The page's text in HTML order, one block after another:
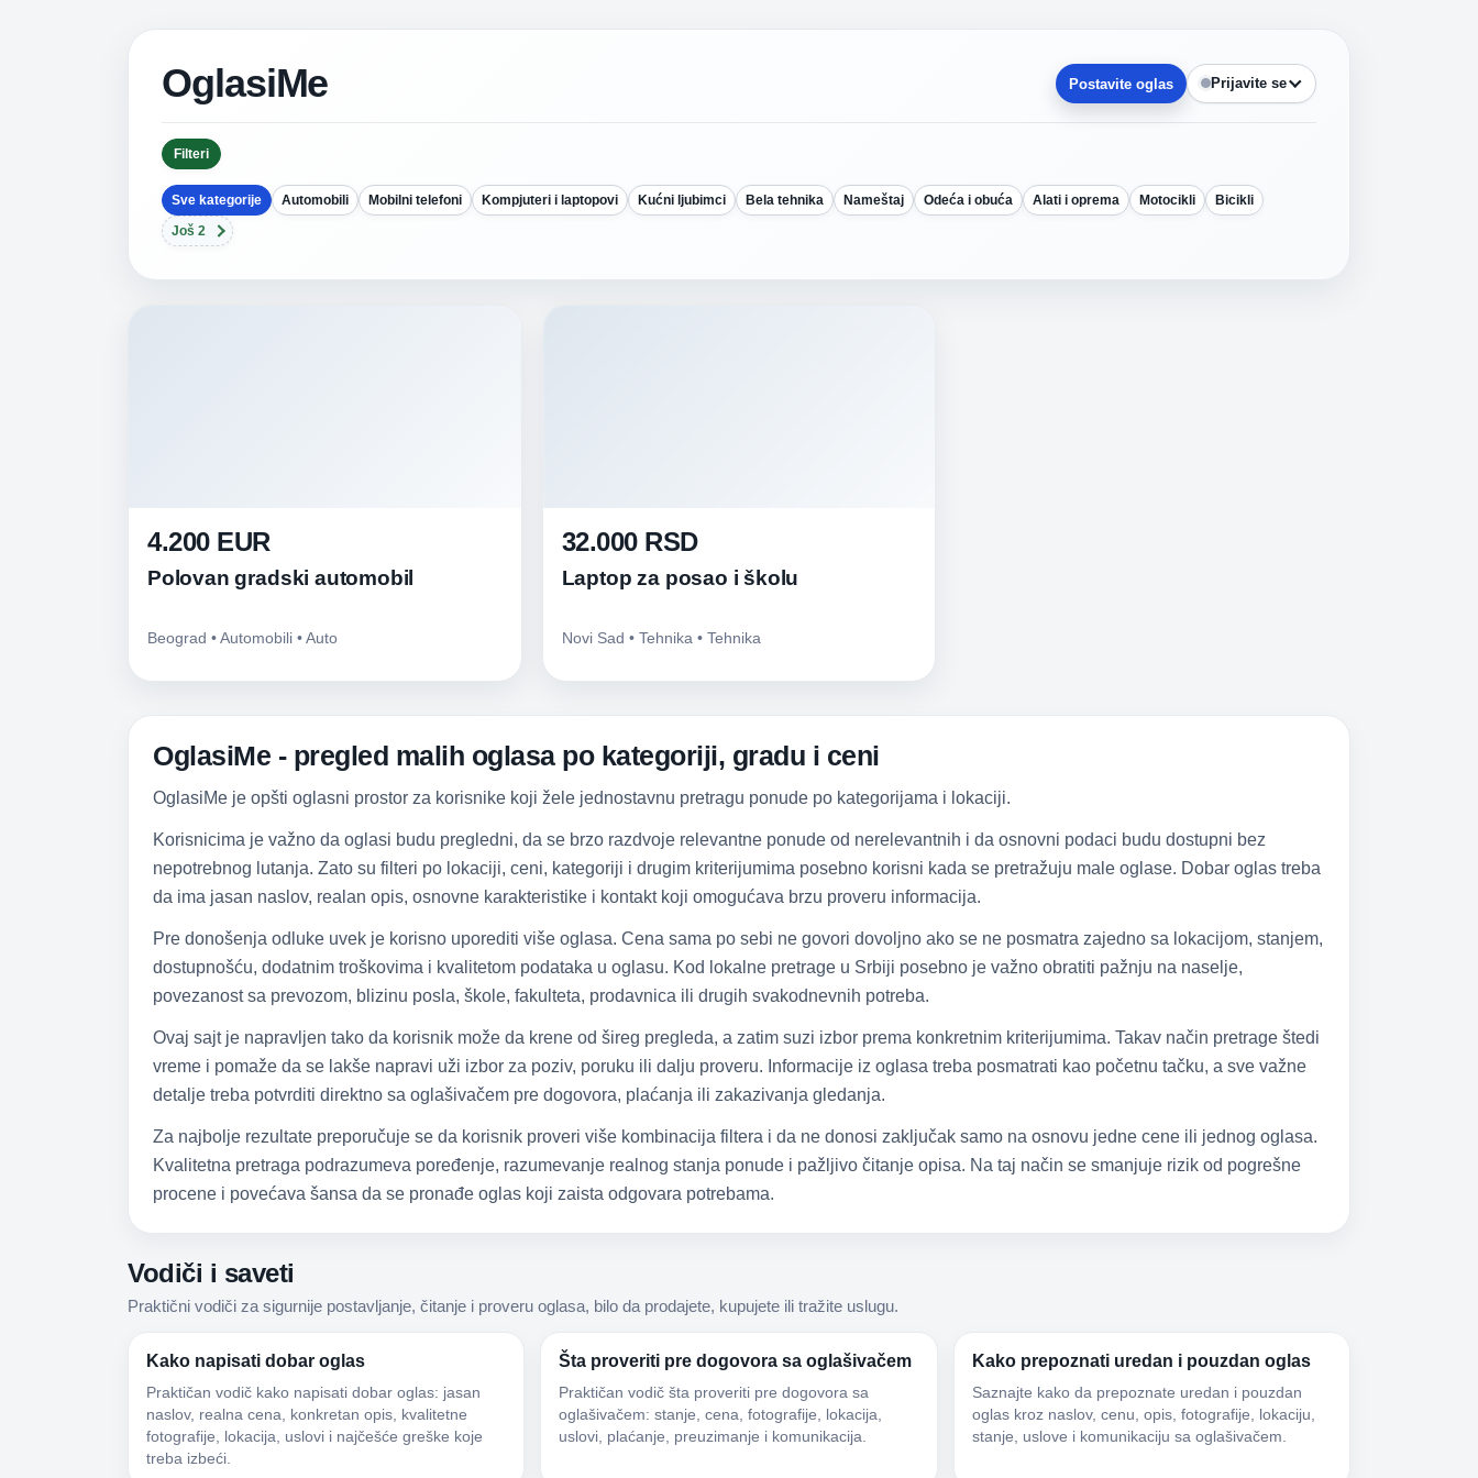
OglasiMe Postavite oglas Prijavite se
Filteri
Sve kategorije Automobili Mobilni telefoni Kompjuteri i laptopovi Kućni ljubimci Bela tehnika Nameštaj Odeća i obuća Alati i oprema Motocikli
Bicikli
Još 2
4.200 EUR
Polovan gradski automobil
Beograd • Automobili • Auto
32.000 RSD
Laptop za posao i školu
Novi Sad • Tehnika • Tehnika
OglasiMe - pregled malih oglasa po kategoriji, gradu i ceni
OglasiMe je opšti oglasni prostor za korisnike koji žele jednostavnu pretragu ponude po kategorijama i lokaciji.
Korisnicima je važno da oglasi budu pregledni, da se brzo razdvoje relevantne ponude od nerelevantnih i da osnovni podaci budu dostupni bez
nepotrebnog lutanja. Zato su filteri po lokaciji, ceni, kategoriji i drugim kriterijumima posebno korisni kada se pretražuju male oglase. Dobar oglas treba
da ima jasan naslov, realan opis, osnovne karakteristike i kontakt koji omogućava brzu proveru informacija.
Pre donošenja odluke uvek je korisno uporediti više oglasa. Cena sama po sebi ne govori dovoljno ako se ne posmatra zajedno sa lokacijom, stanjem,
dostupnošću, dodatnim troškovima i kvalitetom podataka u oglasu. Kod lokalne pretrage u Srbiji posebno je važno obratiti pažnju na naselje,
povezanost sa prevozom, blizinu posla, škole, fakulteta, prodavnica ili drugih svakodnevnih potreba.
Ovaj sajt je napravljen tako da korisnik može da krene od šireg pregleda, a zatim suzi izbor prema konkretnim kriterijumima. Takav način pretrage štedi
vreme i pomaže da se lakše napravi uži izbor za poziv, poruku ili dalju proveru. Informacije iz oglasa treba posmatrati kao početnu tačku, a sve važne
detalje treba potvrditi direktno sa oglašivačem pre dogovora, plaćanja ili zakazivanja gledanja.
Za najbolje rezultate preporučuje se da korisnik proveri više kombinacija filtera i da ne donosi zaključak samo na osnovu jedne cene ili jednog oglasa.
Kvalitetna pretraga podrazumeva poređenje, razumevanje realnog stanja ponude i pažljivo čitanje opisa. Na taj način se smanjuje rizik od pogrešne
procene i povećava šansa da se pronađe oglas koji zaista odgovara potrebama.
Vodiči i saveti
Praktični vodiči za sigurnije postavljanje, čitanje i proveru oglasa, bilo da prodajete, kupujete ili tražite uslugu.
Kako napisati dobar oglas
Praktičan vodič kako napisati dobar oglas: jasan
naslov, realna cena, konkretan opis, kvalitetne
fotografije, lokacija, uslovi i najčešće greške koje
treba izbeći.
Šta proveriti pre dogovora sa oglašivačem
Praktičan vodič šta proveriti pre dogovora sa
oglašivačem: stanje, cena, fotografije, lokacija,
uslovi, plaćanje, preuzimanje i komunikacija.
Kako prepoznati uredan i pouzdan oglas
Saznajte kako da prepoznate uredan i pouzdan
oglas kroz naslov, cenu, opis, fotografije, lokaciju,
stanje, uslove i komunikaciju sa oglašivačem.